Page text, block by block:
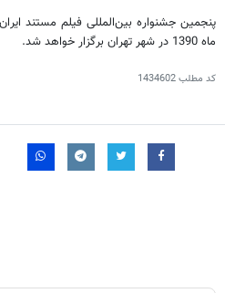
ماه 1390 در شهر تهران برگزار خواهد شد.
کد مطلب1434602